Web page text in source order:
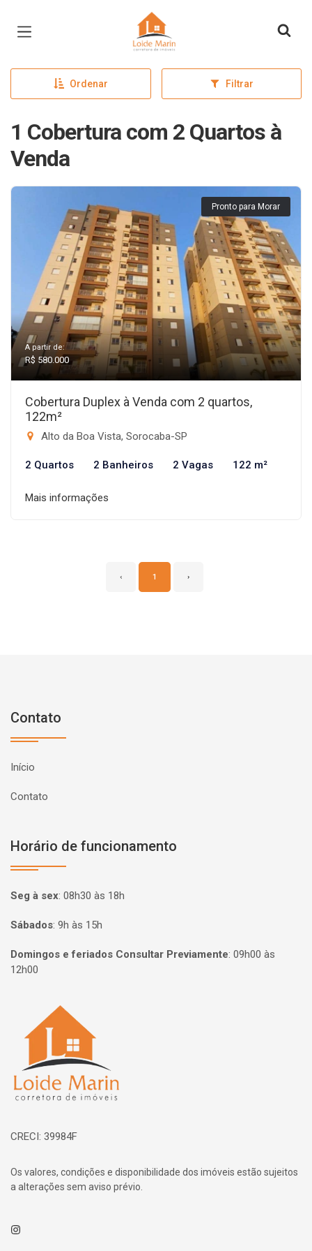
Página inicial
Ordenar Filtrar
1 Cobertura com 2 Quartos à
Venda
Pronto para Morar
A partir de:
R$ 580.000
Cobertura Duplex à Venda com 2 quartos,
122m²
Alto da Boa Vista, Sorocaba-SP
2 Quartos 2 Banheiros 2 Vagas 122 m²
Mais informações
‹ 1 ›
Contato
Início
Contato
Horário de funcionamento
Seg à sex: 08h30 às 18h
Sábados: 9h às 15h
Domingos e feriados Consultar Previamente: 09h00 às
12h00
Página inicial
CRECI: 39984F
Os valores, condições e disponibilidade dos imóveis estão sujeitos
a alterações sem aviso prévio.
Instagram